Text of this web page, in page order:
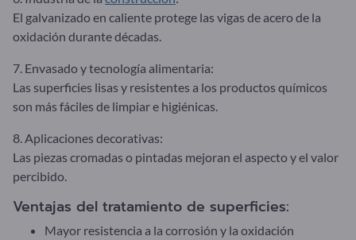
El galvanizado en caliente protege las vigas de acero de la
oxidación durante décadas.
7. Envasado y tecnología alimentaria:
Las superficies lisas y resistentes a los productos químicos
son más fáciles de limpiar e higiénicas.
8. Aplicaciones decorativas:
Las piezas cromadas o pintadas mejoran el aspecto y el valor
percibido.
Ventajas del tratamiento de superficies:
Mayor resistencia a la corrosión y la oxidación